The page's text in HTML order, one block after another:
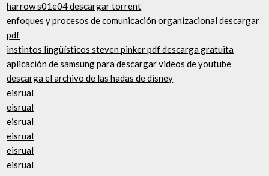
harrow s01e04 descargar torrent
enfoques y procesos de comunicación organizacional descargar
pdf
instintos lingüísticos steven pinker pdf descarga gratuita
aplicación de samsung para descargar videos de youtube
descarga el archivo de las hadas de disney
eisrual
eisrual
eisrual
eisrual
eisrual
eisrual